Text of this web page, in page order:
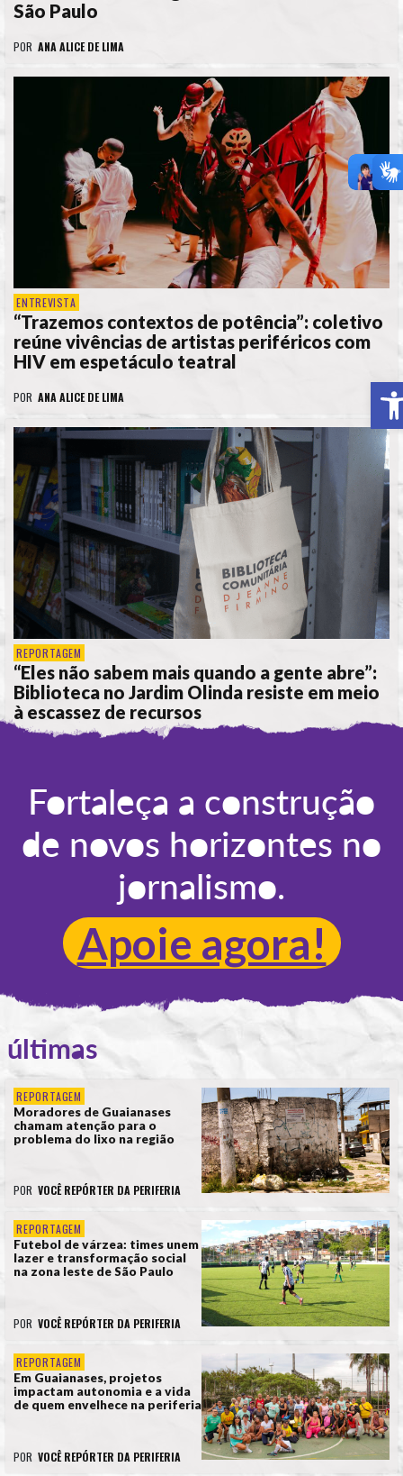
São Paulo
POR ANA ALICE DE LIMA
ENTREVISTA
“Trazemos contextos de potência”: coletivo
reúne vivências de artistas periféricos com
HIV em espetáculo teatral
POR ANA ALICE DE LIMA
REPORTAGEM
“Eles não sabem mais quando a gente abre”:
Biblioteca no Jardim Olinda resiste em meio
à escassez de recursos
Fortaleça a construção
de novos horizontes no
jornalismo.
Apoie agora!
últimas
REPORTAGEM
Moradores de Guaianases
chamam atenção para o
problema do lixo na região
POR VOCÊ REPÓRTER DA PERIFERIA
REPORTAGEM
Futebol de várzea: times unem
lazer e transformação social
na zona leste de São Paulo
POR VOCÊ REPÓRTER DA PERIFERIA
REPORTAGEM
Em Guaianases, projetos
impactam autonomia e a vida
de quem envelhece na periferia
POR VOCÊ REPÓRTER DA PERIFERIA